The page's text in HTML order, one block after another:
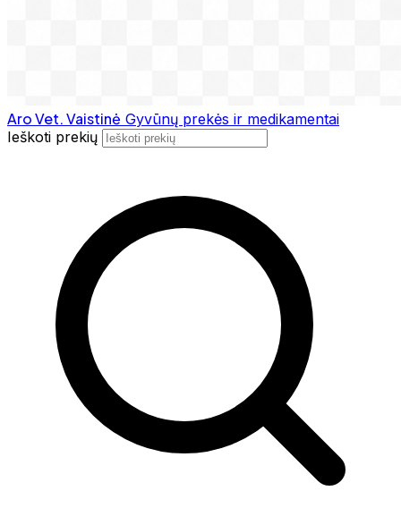
Aro Vet. Vaistinė Gyvūnų prekės ir medikamentai
Ieškoti prekių